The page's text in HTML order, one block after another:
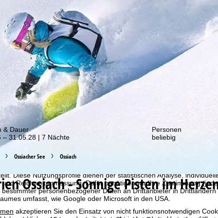
erheben wir mit Hilfe von Cookies Nutzungsinformationen, die wir,
Diese Nutzungsprofile dienen der statistischen Analyse,
und Reichweitenmessung. Dafür benötigen wir Ihre Zustimmung
personenbezogener Daten an Drittanbieter in
umfasst, wie Google oder Microsoft in den USA.
akzeptieren Sie den Einsatz von nicht funktionsnotwendigen
unseren Rabatt-Aktionen!
& Dauer
– 31.05.28 | 7 Nächte
Personen
beliebig
Ossiacher See Ossiach
Ossiach - Sonnige Pisten im